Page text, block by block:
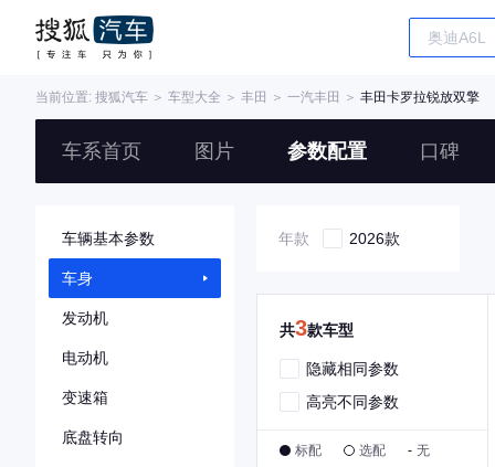
当前位置: 搜狐汽车 ＞ 车型大全 ＞ 丰田 ＞ 一汽丰田 ＞ 丰田卡罗拉锐放双擎
车系首页 图片 参数配置 口碑
车辆基本参数
车身
发动机
电动机
变速箱
底盘转向
年款 2026款
共3款车型
隐藏相同参数
高亮不同参数
标配 选配 - 无